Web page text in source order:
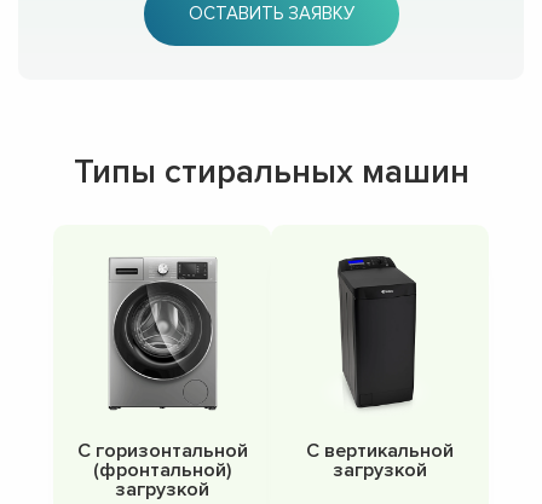
ОСТАВИТЬ ЗАЯВКУ
Типы стиральных машин
С горизонтальной
(фронтальной)
загрузкой
С вертикальной
загрузкой